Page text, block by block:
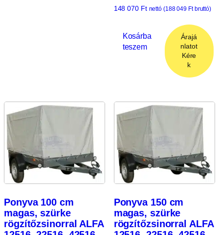
148 070 Ft nettó (188 049 Ftbruttó)
Kosárba
teszem
Árajá
nlatot
Kére
k
Ponyva 100 cm
magas, szürke
rögzítőzsinorral ALFA
Ponyva 150 cm
magas, szürke
rögzítőzsinorral ALFA